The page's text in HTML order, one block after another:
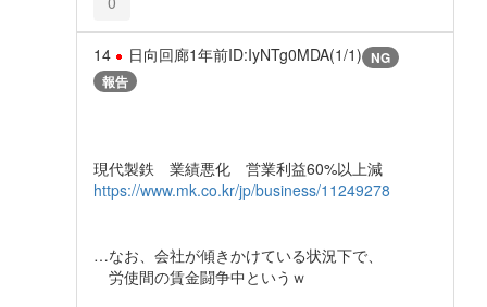
14 日向回廊1年前ID:IyNTg0MDA(1/1) NG
報告
現代製鉄 業績悪化 営業利益60%以上減
https://www.mk.co.kr/jp/business/11249278
…なお、会社が傾きかけている状況下で、
労使間の賃金闘争中というｗ